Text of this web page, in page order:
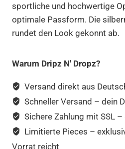
sportliche und hochwertige
optimale Passform. Die
rundet den Look gekonnt ab.
Warum Dripz N' Dropz?
Versand direkt aus
Schneller Versand – dein
Sichere Zahlung mit SSL
Limitierte Pieces –
Vorrat reicht